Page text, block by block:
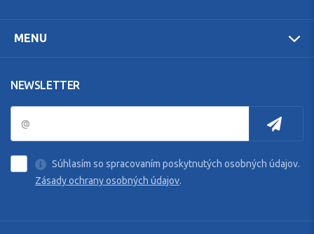
MENU
NEWSLETTER
Súhlasím so spracovaním poskytnutých osobných údajov.
Zásady ochrany osobných údajov.